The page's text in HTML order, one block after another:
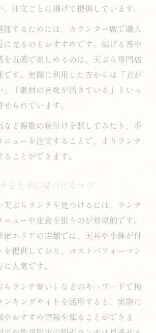
注文ごとに揚げて提供しています。
能するためには、カウンター席で職人
に見るのもおすすめです。揚げる音や
を五感で楽しめるのは、天ぷら専門店
です。実際に利用した方からは「衣が
「素材の旨味が活きている」といっ
られています。
など複数の味付けを試してみたり、季
ニューを注文することで、よりランチ
ことができます。
を上手に見つけるコツ
天ぷらランチを見つけるには、ランチ
ューや定食を狙うのが効果的です。
宿エリアの店舗では、天丼や小鉢が付
を提供しており、コストパフォーマン
人気です。
らランチ安い」などのキーワードで検
キングサイトを活用すると、実際に
おすすめ情報を知ることができま